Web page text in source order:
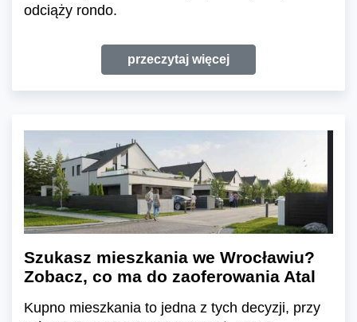
odciąży rondo.
przeczytaj więcej
Szukasz mieszkania we Wrocławiu?
Zobacz, co ma do zaoferowania Atal
Kupno mieszkania to jedna z tych decyzji, przy